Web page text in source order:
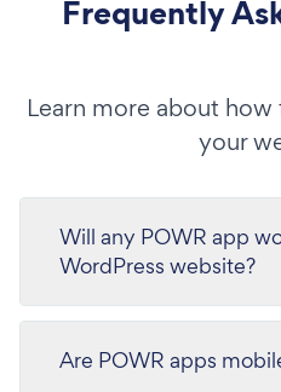
Frequently
Learn more about
your
Will any POWR app
WordPress website?
Are POWR apps